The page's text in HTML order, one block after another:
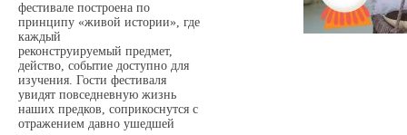
фестивале построена по
принципу «живой истории», где
каждый
реконструируемый предмет,
действо, событие доступно для
изучения. Гости фестиваля
увидят повседневную жизнь
наших предков, соприкоснутся с
отражением давно ушедшей